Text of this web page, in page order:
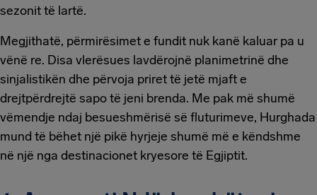
sezonit të lartë.
Megjithatë, përmirësimet e fundit nuk kanë kaluar pa u
vënë re. Disa vlerësues lavdërojnë planimetrinë dhe
sinjalistikën dhe përvoja priret të jetë mjaft e
drejtpërdrejtë sapo të jeni brenda. Me pak më shumë
vëmendje ndaj besueshmërisë së fluturimeve, Hurghada
mund të bëhet një pikë hyrjeje shumë më e këndshme
në një nga destinacionet kryesore të Egjiptit.